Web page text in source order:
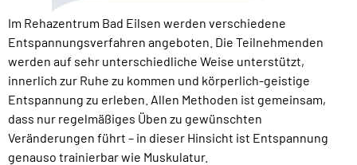
Im Rehazentrum Bad Eilsen werden verschiedene
Entspannungsverfahren angeboten. Die Teilnehmenden
werden auf sehr unterschiedliche Weise unterstützt,
innerlich zur Ruhe zu kommen und körperlich-geistige
Entspannung zu erleben. Allen Methoden ist gemeinsam,
dass nur regelmäßiges Üben zu gewünschten
Veränderungen führt – in dieser Hinsicht ist Entspannung
genauso trainierbar wie Muskulatur.